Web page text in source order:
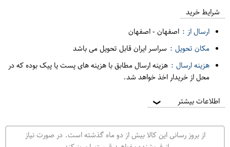
د
ف
ر
و
ش
ی
ت
ه
شرایط خرید
ارسال از : اصفهان-اصفهان
مکان تحویل : سراسر ایران قابل تحویل می باشد
هزینه ارسال : هزینه ارسال مطابق با هزینه های پست یا پیک بوده که در
محل از خریدار اخذ خواهد شد.
اطلاعات بیشتر ❯
از بروز رسانی این کالا بیش از دو ماه گذشته است. در صورت نیاز